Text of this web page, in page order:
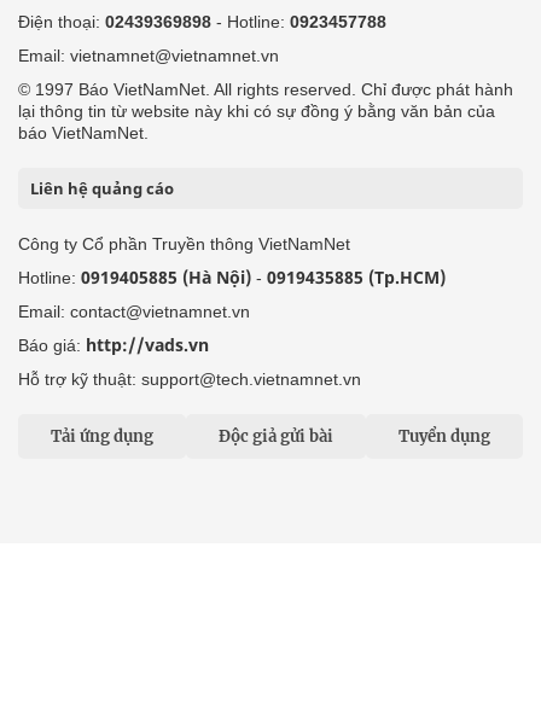
Điện thoại: 02439369898 - Hotline: 0923457788
Email: vietnamnet@vietnamnet.vn
© 1997 Báo VietNamNet. All rights reserved. Chỉ được phát hành
lại thông tin từ website này khi có sự đồng ý bằng văn bản của
báo VietNamNet.
Liên hệ quảng cáo
Công ty Cổ phần Truyền thông VietNamNet
Hotline: 0919405885 (Hà Nội) - 0919435885 (Tp.HCM)
Email: contact@vietnamnet.vn
Báo giá: http://vads.vn
Hỗ trợ kỹ thuật: support@tech.vietnamnet.vn
Tải ứng dụng Độc giả gửi bài Tuyển dụng